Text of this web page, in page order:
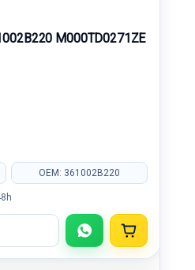
M000TD0271ZE
OEM: 361002B220